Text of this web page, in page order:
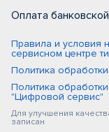
Оплата
Правила и условия
сервисном центре
Политика
Политика
"Цифровой сервис"
Для улучшения
записан